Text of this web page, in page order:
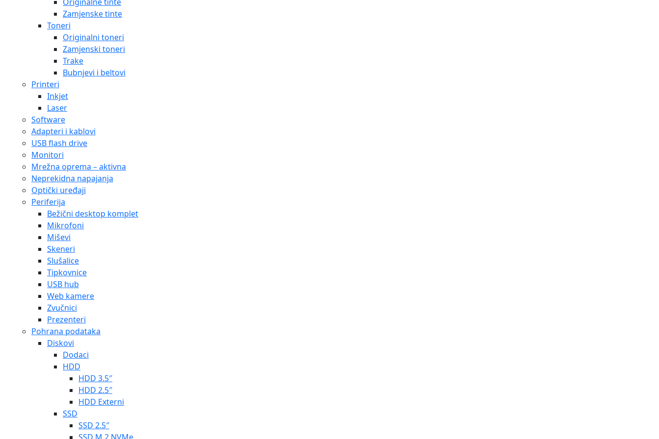
Zamjenske tinte
Toneri
Originalni toneri
Zamjenski toneri
Trake
Bubnjevi i beltovi
Printeri
Inkjet
Laser
Software
Adapteri i kablovi
USB flash drive
Monitori
Mrežna oprema – aktivna
Neprekidna napajanja
Optički uređaji
Periferija
Bežični desktop komplet
Mikrofoni
Miševi
Skeneri
Slušalice
Tipkovnice
USB hub
Web kamere
Zvučnici
Prezenteri
Pohrana podataka
Diskovi
Dodaci
HDD
HDD 3.5″
HDD 2.5″
HDD Externi
SSD
SSD 2.5″